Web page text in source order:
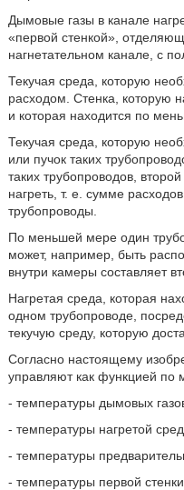
Дымовые газы в канале
«первой стенкой»,
нагнетательном канале, с
Текучая среда, которую
расходом. Стенка, которую
и которая находится по
Текучая среда, которую
или пучок таких
таких трубопроводов,
нагреть, т. е. сумме
трубопроводы.
По меньшей мере один
может, например, быть
внутри камеры составляет
Нагретая среда, которая
одном трубопроводе,
текучую среду, которую
Согласно настоящему
управляют как функцией
- температуры дымовых
- температуры нагретой
- температуры
- температуры первой стенки.